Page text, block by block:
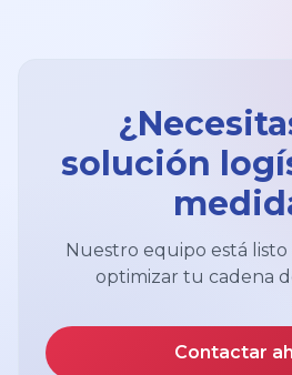
solución
Nuestro equipo está
optimizar tu cadena
Contactar